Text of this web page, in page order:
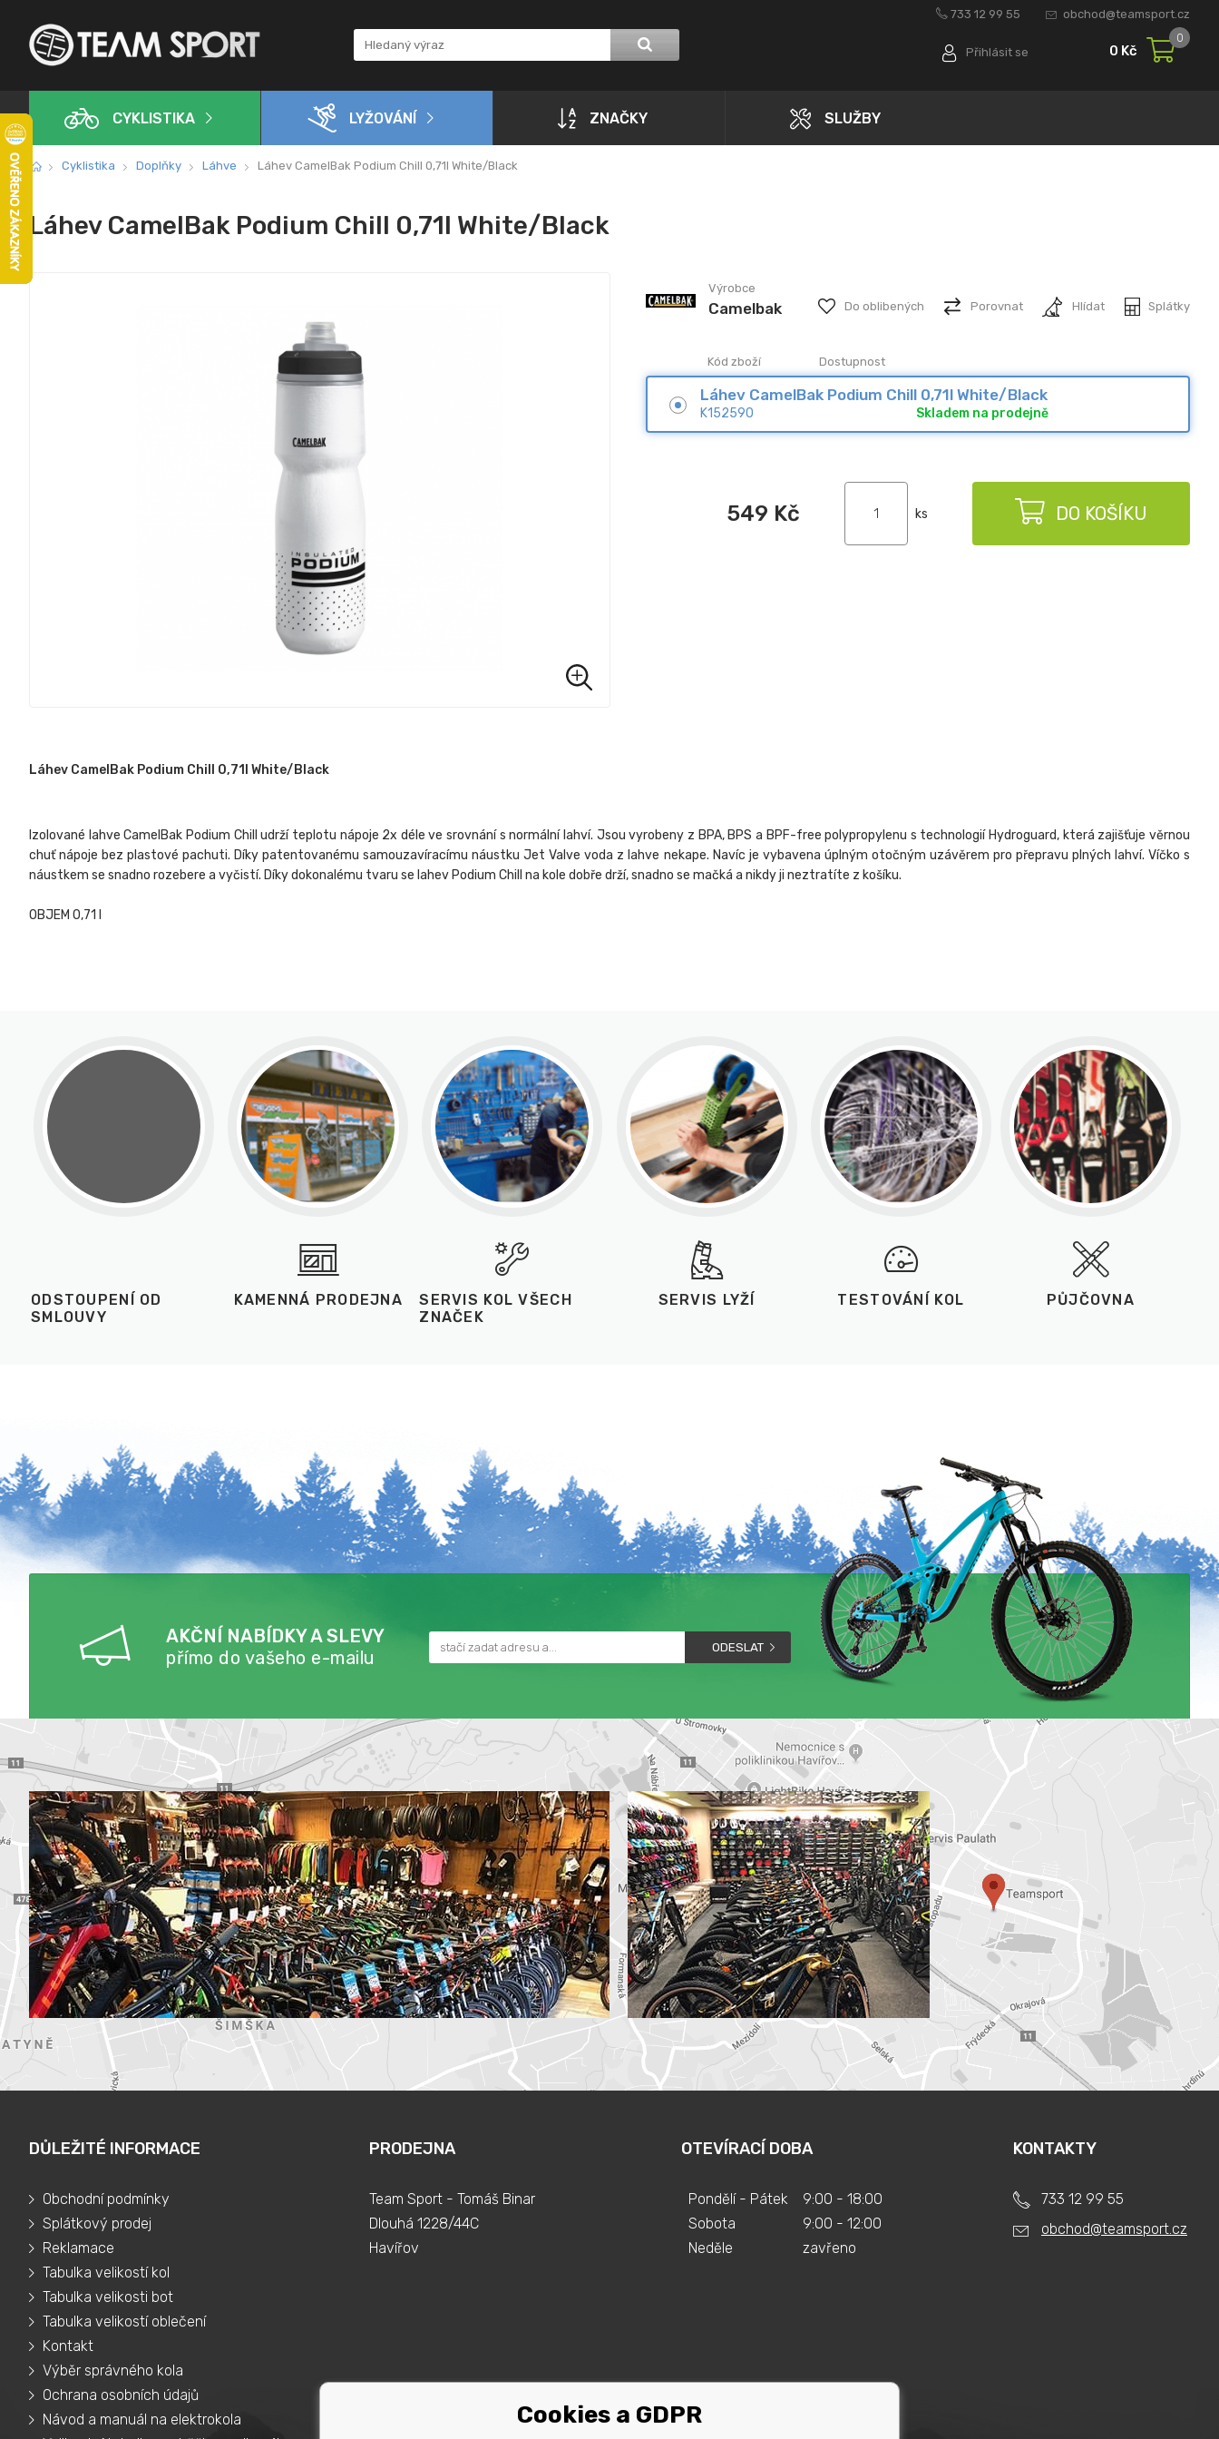
733 12 99 55 obchod@teamsport.cz
Přihlásit se 0 Kč
0
CYKLISTIKA LYŽOVÁNÍ ZNAČKY SLUŽBY
Cyklistika Doplňky Láhve Láhev CamelBak Podium Chill 0,71l White/Black
Láhev CamelBak Podium Chill 0,71l White/Black
Výrobce
Camelbak Do oblibených Porovnat Hlídat Splátky
Kód zboží Dostupnost
Láhev CamelBak Podium Chill 0,71l White/Black
K152590 Skladem na prodejně
549 Kč ks DO KOŠÍKU
Láhev CamelBak Podium Chill 0,71l White/Black
Izolované lahve CamelBak Podium Chill udrží teplotu nápoje 2x déle ve srovnání s normální lahví. Jsou vyrobeny z BPA, BPS a BPF-free polypropylenu s technologií Hydroguard, která zajišťuje věrnou
chuť nápoje bez plastové pachuti. Díky patentovanému samouzavíracímu náustku Jet Valve voda z lahve nekape. Navíc je vybavena úplným otočným uzávěrem pro přepravu plných lahví. Víčko s
náustkem se snadno rozebere a vyčistí. Díky dokonalému tvaru se lahev Podium Chill na kole dobře drží, snadno se mačká a nikdy ji neztratíte z košíku.
OBJEM 0,71 l
ODSTOUPENÍ OD
SMLOUVY
KAMENNÁ PRODEJNA
SERVIS KOL VŠECH
ZNAČEK
SERVIS LYŽÍ TESTOVÁNÍ KOL PŮJČOVNA
AKČNÍ NABÍDKY A SLEVY
přímo do vašeho e-mailu
ODESLAT
DŮLEŽITÉ INFORMACE
Obchodní podmínky
Splátkový prodej
Reklamace
Tabulka velikostí kol
Tabulka velikosti bot
Tabulka velikostí oblečení
Kontakt
Výběr správného kola
Ochrana osobních údajů
Návod a manuál na elektrokola
PRODEJNA
Team Sport - Tomáš Binar
Dlouhá 1228/44C
Havířov
OTEVÍRACÍ DOBA
Pondělí - Pátek
Sobota
Neděle
9:00 - 18:00
9:00 - 12:00
zavřeno
KONTAKTY
733 12 99 55
obchod@teamsport.cz
Cookies a GDPR